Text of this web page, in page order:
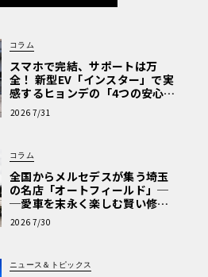
コラム
スマホで完結、サポートは万
全！ 新型EV「インスター」で実
感するヒョンデの「4つの安心」
【第1回・ヒョンデ6つの疑問：
Why? Hyundai?】〈PR〉
2026 7/31
コラム
全国からメルセデスが集う埼玉
の名店「オートフィールド」─
─愛車を末永く楽しむ賢い修理
術と、プロがフックス製オイル
を選ぶ理由〈PR〉
2026 7/30
ニュース＆トピックス